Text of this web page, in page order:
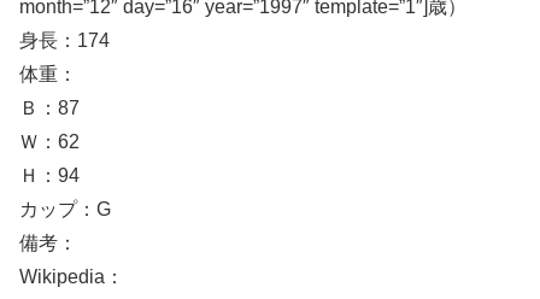
month=”12″ day=”16″ year=”1997″ template=”1″]歳）
身長：174
体重：
Ｂ：87
Ｗ：62
Ｈ：94
カップ：G
備考：
Wikipedia：